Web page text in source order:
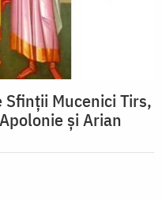
Mucenici Tirs,
şi Arian